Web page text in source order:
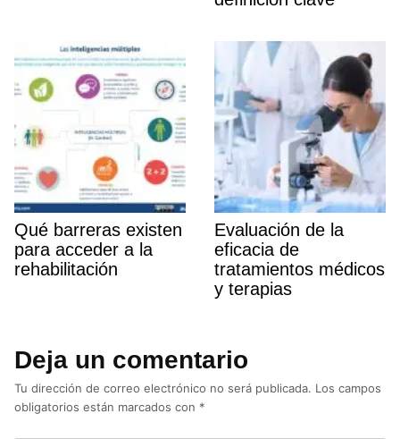
Qué barreras existen
para acceder a la
rehabilitación
Evaluación de la
eficacia de
tratamientos médicos
y terapias
Deja un comentario
Tu dirección de correo electrónico no será publicada. Los campos
obligatorios están marcados con *